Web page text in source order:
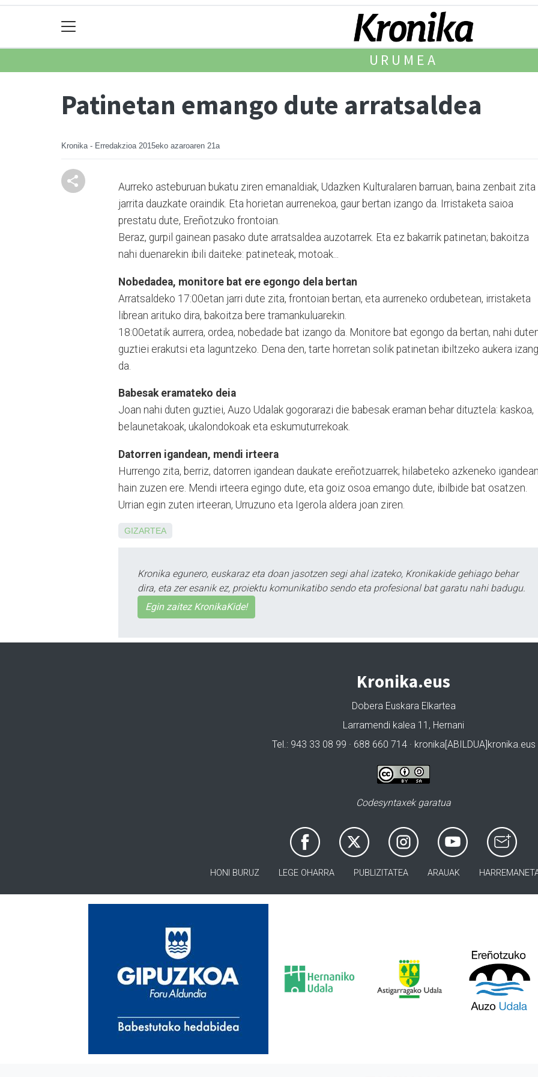
URUMEA
Patinetan emango dute arratsaldea
Kronika - Erredakzioa 2015eko azaroaren 21a
Aurreko asteburuan bukatu ziren emanaldiak, Udazken Kulturalaren barruan, baina zenbait zita
jarrita dauzkate oraindik. Eta horietan aurrenekoa, gaur bertan izango da. Irristaketa saioa
prestatu dute, Ereñotzuko frontoian.
Beraz, gurpil gainean pasako dute arratsaldea auzotarrek. Eta ez bakarrik patinetan; bakoitza
nahi duenarekin ibili daiteke: patineteak, motoak...
Nobedadea, monitore bat ere egongo dela bertan
Arratsaldeko 17:00etan jarri dute zita, frontoian bertan, eta aurreneko ordubetean, irristaketa
librean arituko dira, bakoitza bere tramankuluarekin.
18:00etatik aurrera, ordea, nobedade bat izango da. Monitore bat egongo da bertan, nahi
guztiei erakutsi eta laguntzeko. Dena den, tarte horretan solik patinetan ibiltzeko aukera
da.
Babesak eramateko deia
Joan nahi duten guztiei, Auzo Udalak gogorarazi die babesak eraman behar dituztela: kaskoa,
belaunetakoak, ukalondokoak eta eskumuturrekoak.
Datorren igandean, mendi irteera
Hurrengo zita, berriz, datorren igandean daukate ereñotzuarrek; hilabeteko azkeneko
hain zuzen ere. Mendi irteera egingo dute, eta goiz osoa emango dute, ibilbide bat osatzen.
Urrian egin zuten irteeran, Urruzuno eta Igerola aldera joan ziren.
GIZARTEA
Kronika egunero, euskaraz eta doan jasotzen segi ahal izateko, Kronikakide gehiago behar
dira, eta zer esanik ez, proiektu komunikatibo sendo eta profesional bat garatu nahi badugu.
Egin zaitez KronikaKide!
Kronika.eus
Dobera Euskara Elkartea
Larramendi kalea 11, Hernani
Tel.: 943 33 08 99 · 688 660 714 · kronika[ABILDUA]kronika.eus
Codesyntaxek garatua
HONI BURUZ LEGE OHARRA PUBLIZITATEA ARAUAK